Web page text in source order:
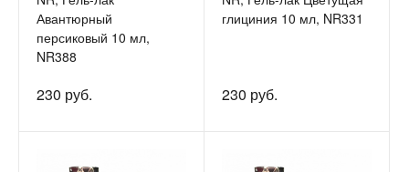
Авантюрный
персиковый 10 мл,
NR388
230 руб.
глициния 10 мл, NR331
230 руб.